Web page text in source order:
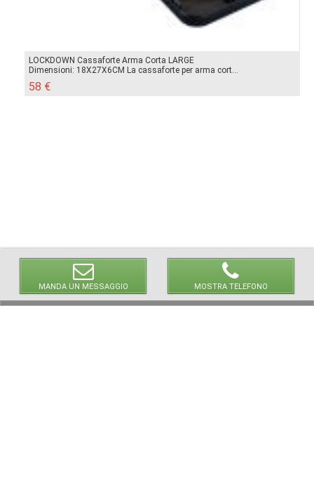
MANDA UN MESSAGGIO MOSTRA TELEFONO
LOCKDOWN Cassaforte Arma Corta LARGE
Dimensioni: 18X27X6CM La cassaforte per arma cort...
58 €